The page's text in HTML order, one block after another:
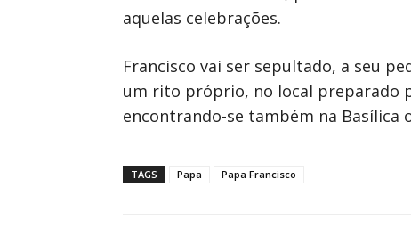
aquelas celebrações.
Francisco vai ser sepultado, a seu
um rito próprio, no local preparado
encontrando-se também na Basílica
TAGS Papa Papa Francisco